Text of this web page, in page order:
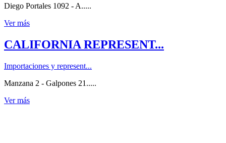
Diego Portales 1092 - A.....
Ver más
CALIFORNIA REPRESENT...
Importaciones y represent...
Manzana 2 - Galpones 21.....
Ver más